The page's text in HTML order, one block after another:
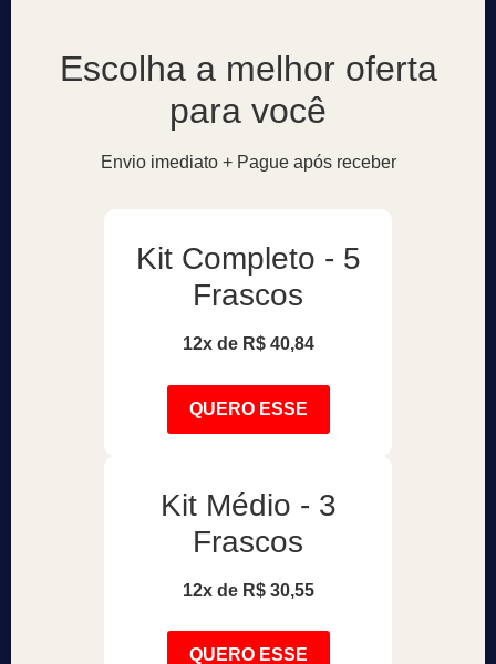
Escolha a melhor oferta
para você
Envio imediato + Pague após receber
Kit Completo - 5
Frascos
12x de R$ 40,84
QUERO ESSE
Kit Médio - 3
Frascos
12x de R$ 30,55
QUERO ESSE